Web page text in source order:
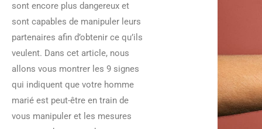
sont encore plus dangereux et
sont capables de manipuler leurs
partenaires afin d’obtenir ce qu’ils
veulent. Dans cet article, nous
allons vous montrer les 9 signes
qui indiquent que votre homme
marié est peut-être en train de
vous manipuler et les mesures